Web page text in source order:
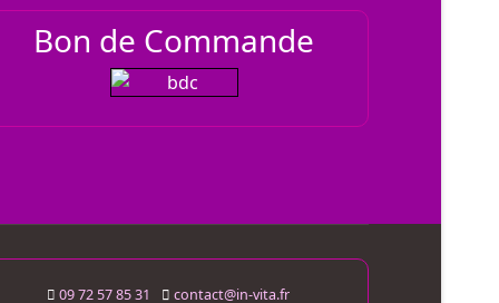
Bon de Commande
09 72 57 85 31 contact@in-vita.fr